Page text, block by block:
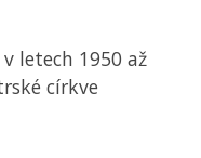
letech 1950 až
církve